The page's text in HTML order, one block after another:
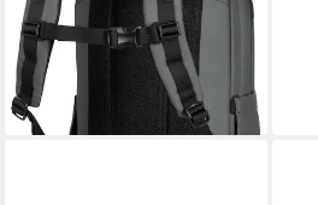
78,99 €
UVP 89,95 €
-12%
lieferbar - in 1-2 Werktagen bei dir